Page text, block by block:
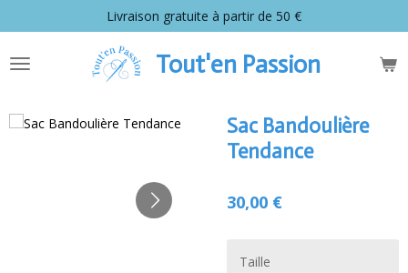
au
contenu
principal
Tout'en Passion
Livraison gratuite à partir de 50 €
Sac Bandoulière
Tendance
30,00 €
Taille